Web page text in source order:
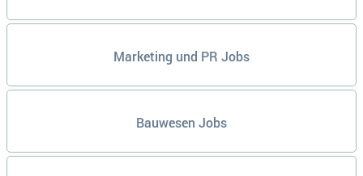
Marketing und PR Jobs
Bauwesen Jobs